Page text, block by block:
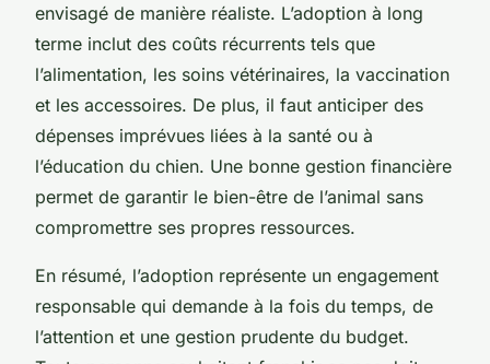
envisagé de manière réaliste. L’adoption à long
terme inclut des coûts récurrents tels que
l’alimentation, les soins vétérinaires, la vaccination
et les accessoires. De plus, il faut anticiper des
dépenses imprévues liées à la santé ou à
l’éducation du chien. Une bonne gestion financière
permet de garantir le bien-être de l’animal sans
compromettre ses propres ressources.
En résumé, l’adoption représente un engagement
responsable qui demande à la fois du temps, de
l’attention et une gestion prudente du budget.